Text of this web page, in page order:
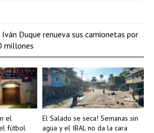
el
fútbol
El Salado se seca! Semanas sin
agua y el IBAL no da la cara
Duque renueva sus camionetas por
millones